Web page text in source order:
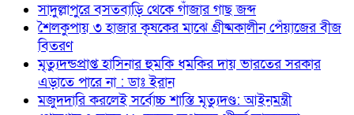
সাদুল্লাপুরে বসতবাড়ি থেকে গাঁজার গাছ জব্দ
শৈলকুপায় ৩ হাজার কৃষকের মাঝে গ্রীষ্মকালীন পেঁয়াজের বীজ
বিতরণ
মৃত্যুদন্ডপ্রাপ্ত হাসিনার হুমকি ধমকির দায় ভারতের সরকার
এড়াতে পারে না : ডাঃ ইরান
মজুদদারি করলেই সর্বোচ্চ শাস্তি মৃত্যুদণ্ড: আইনমন্ত্রী